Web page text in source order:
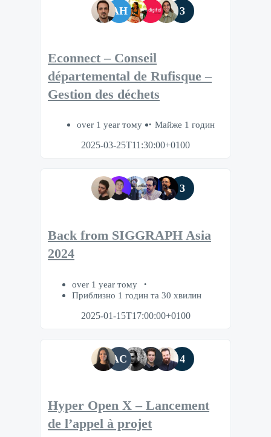
AH 3
Econnect – Conseil
départemental de Rufisque –
Gestion des déchets
over 1 year тому
Майже 1 годин
2025-03-25T11:30:00+0100
3
Back from SIGGRAPH Asia
2024
over 1 year тому
Приблизно 1 годин та 30 хвилин
2025-01-15T17:00:00+0100
AC 4
Hyper Open X – Lancement
de l’appel à projet